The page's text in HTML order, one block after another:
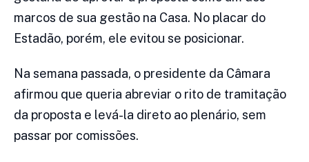
marcos de sua gestão na Casa. No placar do
Estadão, porém, ele evitou se posicionar.
Na semana passada, o presidente da Câmara
afirmou que queria abreviar o rito de tramitação
da proposta e levá-la direto ao plenário, sem
passar por comissões.